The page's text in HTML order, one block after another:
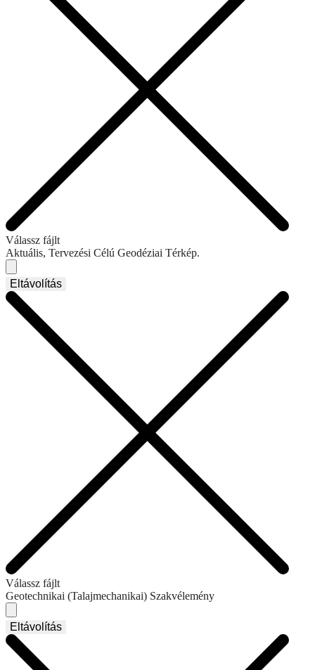
Válassz fájlt
Aktuális, Tervezési Célú Geodéziai Térkép.
Eltávolítás
Válassz fájlt
Geotechnikai (Talajmechanikai) Szakvélemény
Eltávolítás